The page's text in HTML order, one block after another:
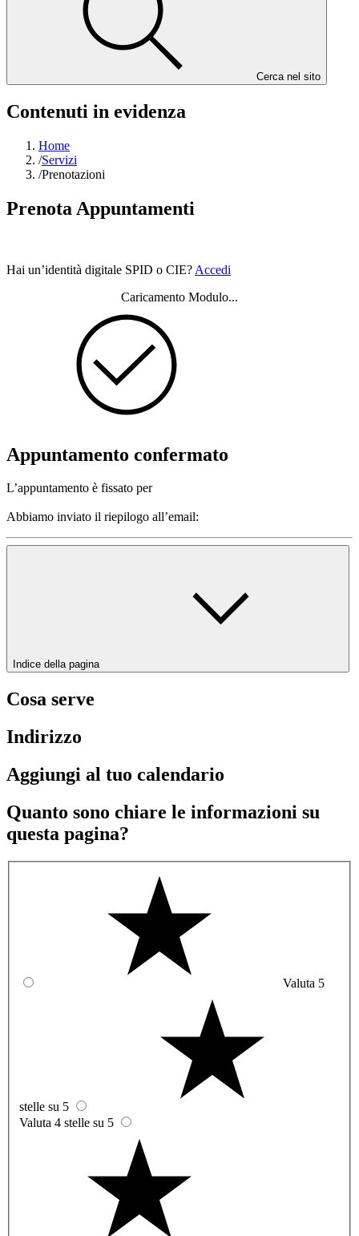
Cerca nel sito
Contenuti in evidenza
Home
/Servizi
/Prenotazioni
Prenota Appuntamenti
Hai un’identità digitale SPID o CIE? Accedi
Caricamento Modulo...
Appuntamento confermato
L’appuntamento è fissato per
Abbiamo inviato il riepilogo all’email:
Indice della pagina
Cosa serve
Indirizzo
Aggiungi al tuo calendario
Quanto sono chiare le informazioni su
questa pagina?
Valuta 5
stelle su 5
Valuta 4 stelle su 5